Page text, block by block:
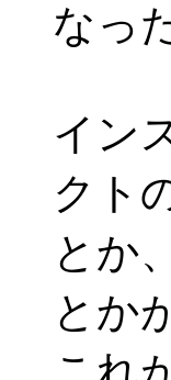
なっ
イン
クト
とか
とか